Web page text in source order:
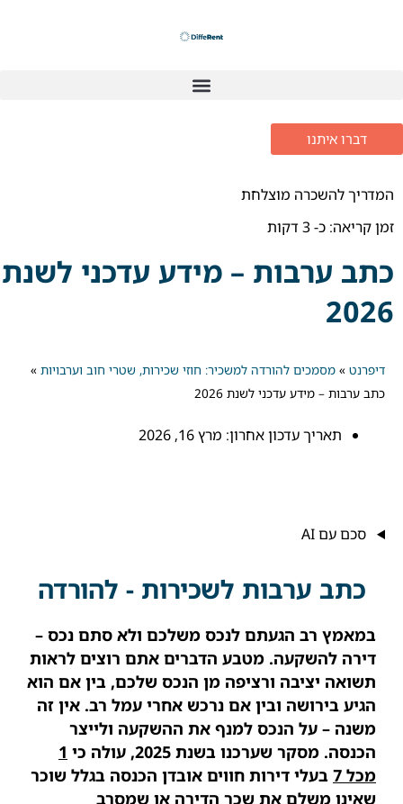
דברו איתנו
המדריך להשכרה מוצלחת
זמן קריאה: כ-3 דקות
כתב ערבות – מידע עדכני לשנת
2026
דיפרנט » מסמכים להורדה למשכיר: חוזי שכירות, שטרי חוב וערבויות »
כתב ערבות – מידע עדכני לשנת 2026
תאריך עדכון אחרון: מרץ 16, 2026
סכם עם AI
כתב ערבות לשכירות - להורדה
במאמץ רב הגעתם לנכס משלכם ולא סתם נכס –
דירה להשקעה. מטבע הדברים אתם רוצים לראות
תשואה יציבה ורציפה מן הנכס שלכם, בין אם הוא
הגיע בירושה ובין אם נרכש אחרי עמל רב. אין זה
משנה – על הנכס למנף את ההשקעה ולייצר
הכנסה. מסקר שערכנו בשנת 2025, עולה כי
1
מכל 7
בעלי דירות חווים אובדן הכנסה בגלל שוכר
שאינו משלם את שכר הדירה או שמסרב